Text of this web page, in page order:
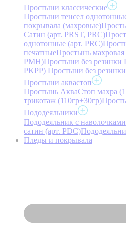
Простыни классические
Простыни тенсел
покрывала (махровые)
Сатин (арт. PRST, PRC)
однотонные (арт. PRC)
печатныеПростынь махровая
PMH)Простыни без резинки
PKPP) Простыни без
Простыни аквастоп
Простынь АкваСтоп махра
трикотаж (110гр+30гр)
Пододеяльники
Пододеяльник с
сатин (арт. PDC)
Пледы и покрывала